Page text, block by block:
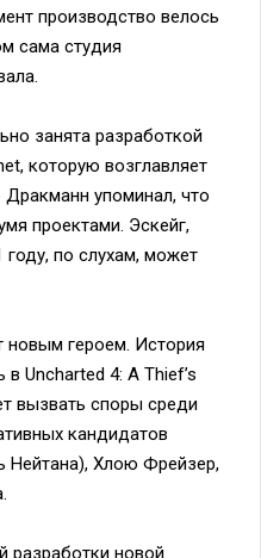
производство велось
сама студия
занята разработкой
которую возглавляет
упоминал, что
проектами. Эскейг,
по слухам, может
новым героем. История
Uncharted 4: A Thief’s
вызвать споры среди
кандидатов
Нейтана), Хлою Фрейзер,